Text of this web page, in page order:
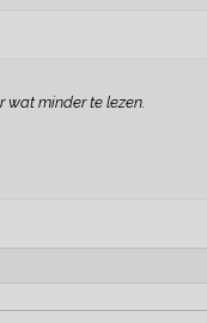
wat minder te lezen.